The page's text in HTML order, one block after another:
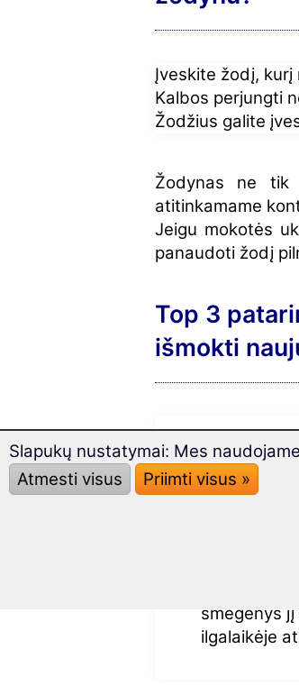
Įveskite žodį,
Kalbos perjungti
Žodžius galite
Žodynas ne tik
atitinkamame
Jeigu mokotės
panaudoti žodį
Top 3
išmokti
žodį
kartus iš
smegenys
ilgalaikėje
Slapukų nustatymai: Mes
Atmesti visus
Priimti visus »